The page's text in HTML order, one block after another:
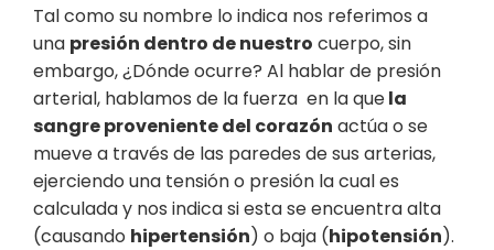
Tal como su nombre lo indica nos referimos a
una presión dentro de nuestro cuerpo, sin
embargo, ¿Dónde ocurre? Al hablar de presión
arterial, hablamos de la fuerza en la quela
sangre proveniente del corazón actúa o se
mueve a través de las paredes de sus arterias,
ejerciendo una tensión o presión la cual es
calculada y nos indica si esta se encuentra alta
(causando hipertensión) o baja (hipotensión).